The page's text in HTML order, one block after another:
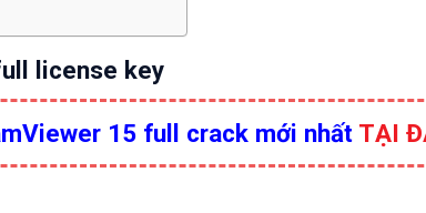
license key
15 full crack mới nhất TẠI